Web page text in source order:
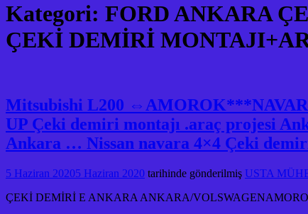
Kategori: FORD ANKARA
ÇEKİ DEMİRİ
Mitsubishi L200
UP Çeki demiri montajı .araç projesi
Ankara … Nissan navara 4×4 Çeki
5 Haziran 20205 Haziran 2020 tarihinde gönderilmiş USTA
ÇEKİ DEMİRİ E ANKARA ANKARA/